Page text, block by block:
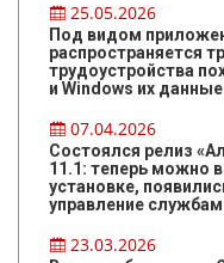
25.05.2026
Под видом
распространяется
трудоустройства
и Windows их
07.04.2026
Состоялся релиз
11.1: теперь можно
установке,
управление
23.03.2026